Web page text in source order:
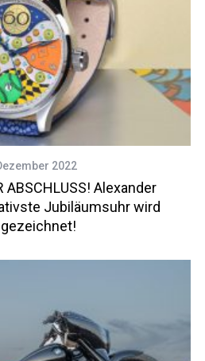
2022
ABSCHLUSS! Alexander
Jubiläumsuhr wird